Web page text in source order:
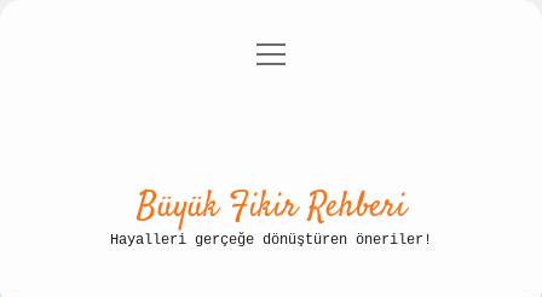
Gizlilik Politikası
menüyü
Büyük Fikir Rehberi
Hayalleri gerçeğe dönüştüren öneriler!